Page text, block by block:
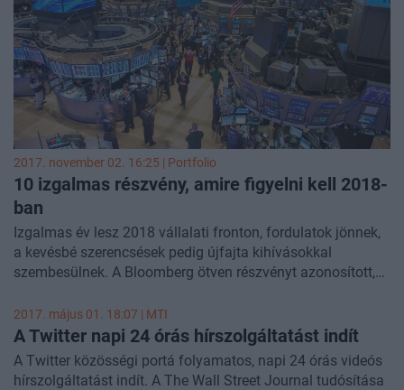
2017. november 02. 16:25 | Portfolio
10 izgalmas részvény, amire figyelni kell 2018-
ban
Izgalmas év lesz 2018 vállalati fronton, fordulatok jönnek,
a kevésbé szerencsések pedig újfajta kihívásokkal
szembesülnek. A Bloomberg ötven részvényt azonosított,
2017. május 01. 18:07 | MTI
A Twitter napi 24 órás hírszolgáltatást indít
A Twitter közösségi portá folyamatos, napi 24 órás videós
hírszolgáltatást indít. A The Wall Street Journal tudósítása